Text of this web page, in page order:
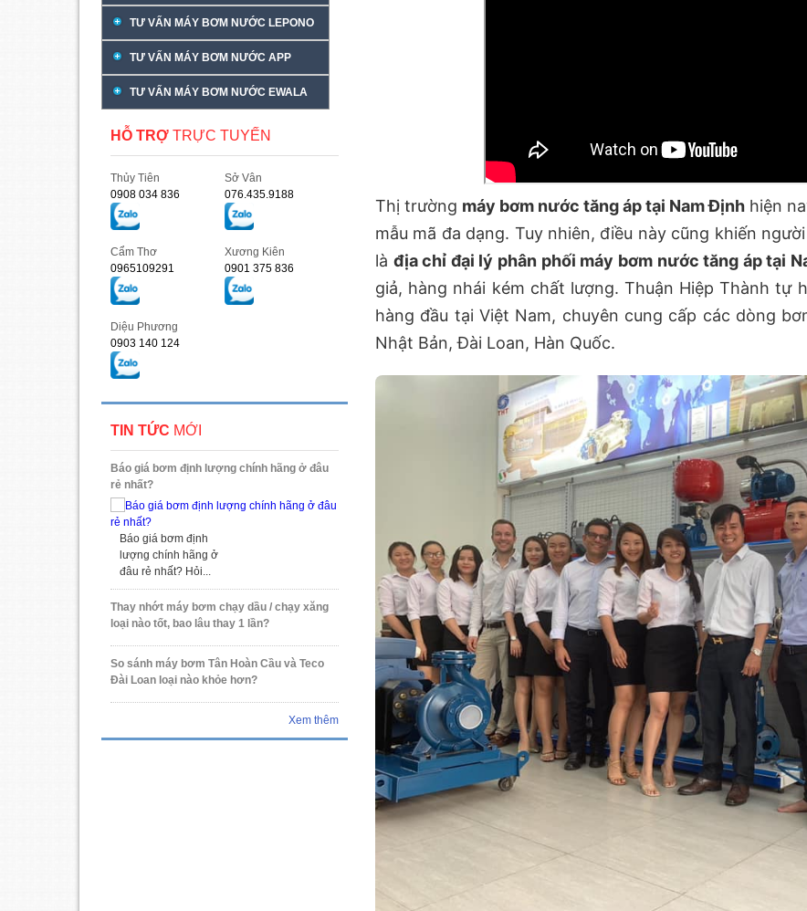
TƯ VẤN MÁY BƠM NƯỚC LEPONO
TƯ VẤN MÁY BƠM NƯỚC APP
TƯ VẤN MÁY BƠM NƯỚC EWALA
HỖ TRỢ TRỰC TUYẾN
Thủy Tiên
0908 034 836
Sở Vân
076.435.9188
Cẩm Thơ
0965109291
Xương Kiên
0901 375 836
Diệu Phương
0903 140 124
TIN TỨC MỚI
Báo giá bơm định lượng chính hãng ở đâu
rẻ nhất?
Báo giá bơm định
lượng chính hãng ở
đâu rẻ nhất? Hỏi...
Thay nhớt máy bơm chạy dầu / chạy xăng
loại nào tốt, bao lâu thay 1 lần?
So sánh máy bơm Tân Hoàn Cầu và Teco
Đài Loan loại nào khỏe hơn?
Xem thêm
Thị trường máy bơm nước tăng áp tại Nam Định hiện
mẫu mã đa dạng. Tuy nhiên, điều này cũng khiến
là địa chỉ đại lý phân phối máy bơm nước tăng áp tại
giả, hàng nhái kém chất lượng. Thuận Hiệp Thành tự
hàng đầu tại Việt Nam, chuyên cung cấp các dòng
Nhật Bản, Đài Loan, Hàn Quốc.